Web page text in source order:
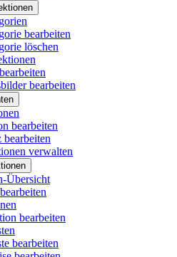
bearbeiten
löschen
bearbeiten
bearbeiten
bearbeiten
verwalten
Übersicht
bearbeiten
bearbeiten